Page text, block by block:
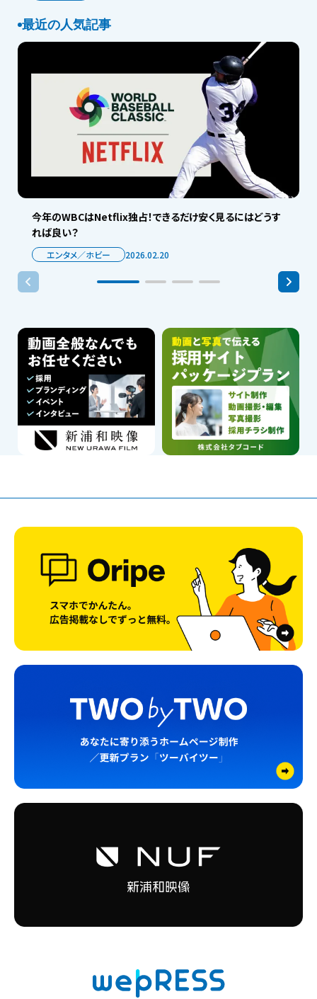
最近の人気記事
今年のWBCはNetflix独占！できるだけ安く見るにはどうす
れば良い？
エンタメ／ホビー 2026.02.20